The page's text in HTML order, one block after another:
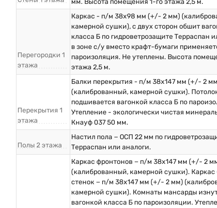
мм. Высота помещения 1-го этажа 2,5 м.
Перегородки 1
этажа
Каркас - п/м 38х98 мм (+/- 2 мм)
камерной сушки), с двух сторон обшит
класса Б по гидроветрозащите Терраспан
в зоне с/у вместо крафт-бумаги
пароизоляция. Не утеплены. Высота
этажа 2,5 м.
Перекрытия 1
этажа
Балки перекрытия - п/м 38х147 мм (+/- 2
(калиброванный, камерной сушки).
подшивается вагонкой класса Б по
Утепление - экологически чистая
Кнауф 037 50 мм.
Полы 2 этажа
Настил пола − ОСП 22 мм по
Терраспан или аналоги.
Каркас фронтонов − п/м 38х147 мм (+/- 2
(калиброванный, камерной сушки). Каркас
стенок − п/м 38х147 мм (+/- 2 мм)
камерной сушки). Комнаты мансарды
вагонкой класса Б по пароизоляции.